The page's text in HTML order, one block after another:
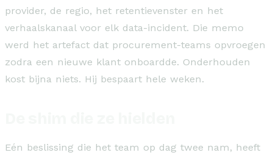
provider, de regio, het retentievenster en het
verhaalskanaal voor elk data-incident. Die memo
werd het artefact dat procurement-teams opvroegen
zodra een nieuwe klant onboardde. Onderhouden
kost bijna niets. Hij bespaart hele weken.
Eén beslissing die het team op dag twee nam, heeft